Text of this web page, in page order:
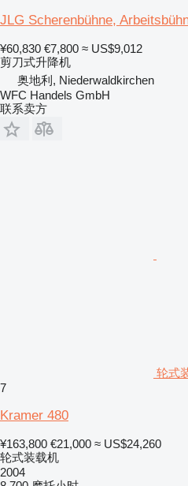
JLG Scherenbühne,
¥60,830 €7,800 ≈ US$9,012
剪刀式升降机
奥地利, Niederwaldkirchen
WFC Handels GmbH
联系卖方
轮式
7
Kramer 480
¥163,800 €21,000 ≈ US$24,260
轮式装载机
2004